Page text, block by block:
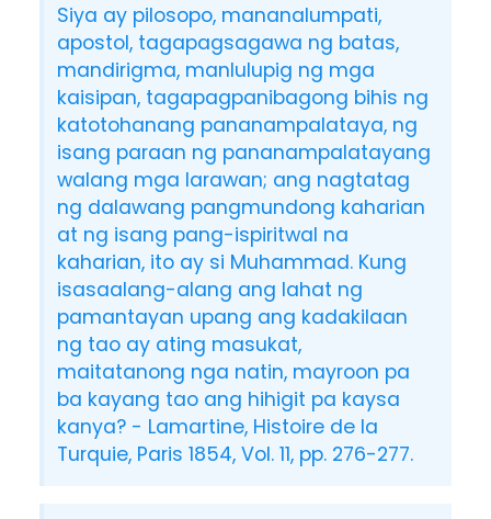
Siya ay pilosopo, mananalumpati,
apostol, tagapagsagawa ng batas,
mandirigma, manlulupig ng mga
kaisipan, tagapagpanibagong bihis ng
katotohanang pananampalataya, ng
isang paraan ng pananampalatayang
walang mga larawan; ang nagtatag
ng dalawang pangmundong kaharian
at ng isang pang-ispiritwal na
kaharian, ito ay si Muhammad. Kung
isasaalang-alang ang lahat ng
pamantayan upang ang kadakilaan
ng tao ay ating masukat,
maitatanong nga natin, mayroon pa
ba kayang tao ang hihigit pa kaysa
kanya? - Lamartine, Histoire de la
Turquie, Paris 1854, Vol. 11, pp. 276-277.